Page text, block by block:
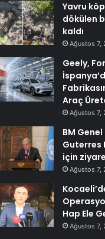
Yavru
dökülen
kaldı
Ağustos 7,
Geely,
Araç
Ağustos 7,
BM
Guterres
için
Ağustos 7,
Hap Ele
Ağustos 7,